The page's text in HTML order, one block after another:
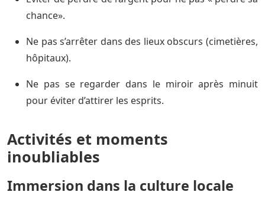
chance».
Ne pas s’arrêter dans des lieux obscurs (cimetières,
hôpitaux).
Ne pas se regarder dans le miroir après minuit
pour éviter d’attirer les esprits.
Activités et moments
inoubliables
Immersion dans la culture locale